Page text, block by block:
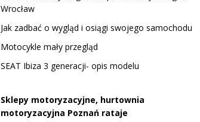
Wrocław
Jak zadbać o wygląd i osiągi swojego samochodu
Motocykle mały przegląd
SEAT Ibiza 3 generacji- opis modelu
Sklepy motoryzacyjne, hurtownia
motoryzacyjna Poznań rataje